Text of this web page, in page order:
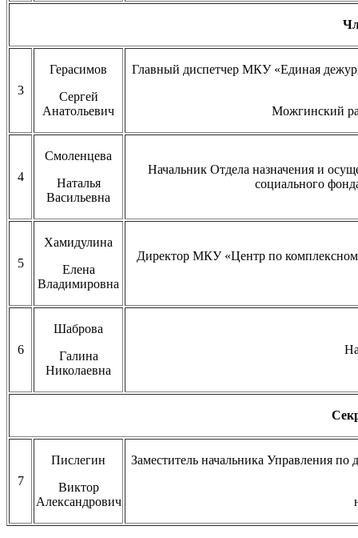
3
Герасимов
Сергей
Анатольевич
Главный диспетчер МКУ «Единая
Можгинский
4
Смоленцева
Наталья
Васильевна
Начальник Отдела назначения и
социального
5
Хамидулина
Елена
Владимировна
Директор МКУ «Центр по
6
Шаброва
Галина
Николаевна
7
Пислегин
Виктор
Александрович
Заместитель начальника Управления